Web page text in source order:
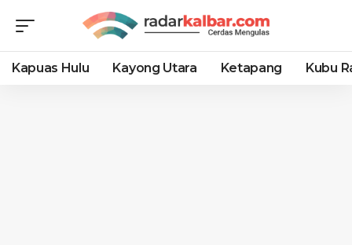
Kapuas Hulu Kayong Utara Ketapang Kubu